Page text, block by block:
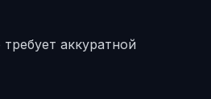
аккуратной